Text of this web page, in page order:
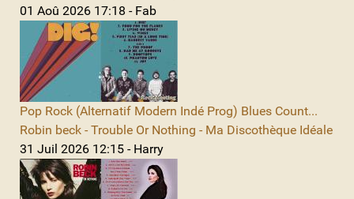
01 Aoû 2026 17:18 - Fab
Pop Rock (Alternatif Modern Indé Prog) Blues Count...
Robin beck - Trouble Or Nothing - Ma Discothèque Idéale
31 Juil 2026 12:15 - Harry